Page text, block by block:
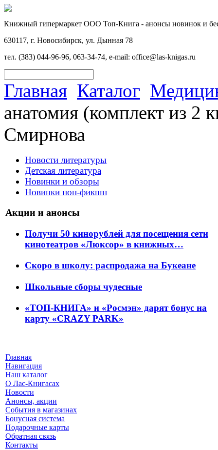
Книжный гипермаркет ООО Топ-Книга - анонсы новинок и
630117, г. Новосибирск, ул. Дынная 78
тел. (383) 044-96-96, 063-34-74, e-mail: office@las-knigas.ru
Главная Каталог
анатомия (комплект из
Смирнова
Новости литературы
Детская литература
Новинки и обзоры
Новинки нон-фикшн
Акции и анонсы
Получи 50 кинорублей для посещения сети
кинотеатров «Люксор» в книжных…
Скоро в школу: распродажа на Букеане
Школьные сборы чудесные
«ТОП-КНИГА» и «Росмэн» дарят бонус на
карту «CRAZY PARK»
Главная
Навигация
Наш каталог
О Лас-Книгасах
Новости
Анонсы, акции
События в магазинах
Бонусная система
Подарочные карты
Обратная связь
Контакты